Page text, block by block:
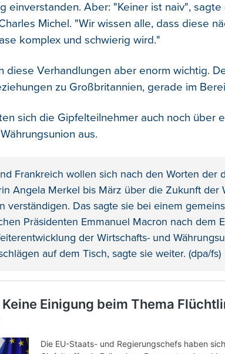
einverstanden. Aber: "Keiner ist naiv", sagte
Michel. "Wir wissen alle, dass diese
komplex und schwierig wird."
diese Verhandlungen aber enorm wichtig.
zu Großbritannien, gerade im
sich die Gipfelteilnehmer auch noch über
aus.
Frankreich wollen sich nach den Worten der
Angela Merkel bis März über die Zukunft der
verständigen. Das sagte sie bei einem
Präsidenten Emmanuel Macron nach dem
der Wirtschafts- und
auf dem Tisch, sagte sie weiter. (dpa/fs)